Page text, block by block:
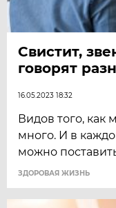
Свистит,
говорят
16.05.2023 18:32
Видов того, как
много. И в
можно
ЗДОРОВАЯ ЖИЗНЬ